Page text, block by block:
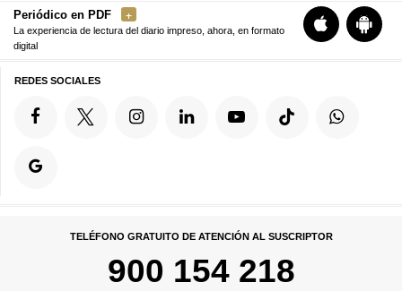
Periódico en PDF
La experiencia de lectura del diario impreso, ahora, en formato
digital
REDES SOCIALES
TELÉFONO GRATUITO DE ATENCIÓN AL SUSCRIPTOR
900 154 218